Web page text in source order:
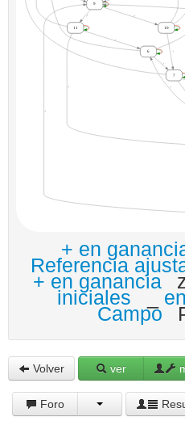
+ en
Referencia
+ en ganancia
iniciales
Campo
Volver ver
Foro